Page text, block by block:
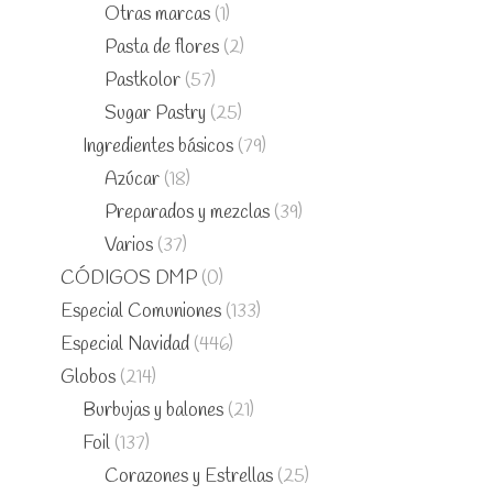
Otras marcas (1)
Pasta de flores (2)
Pastkolor (57)
Sugar Pastry (25)
Ingredientes básicos (79)
Azúcar (18)
Preparados y mezclas (39)
Varios (37)
CÓDIGOS DMP (0)
Especial Comuniones (133)
Especial Navidad (446)
Globos (214)
Burbujas y balones (21)
Foil (137)
Corazones y Estrellas (25)